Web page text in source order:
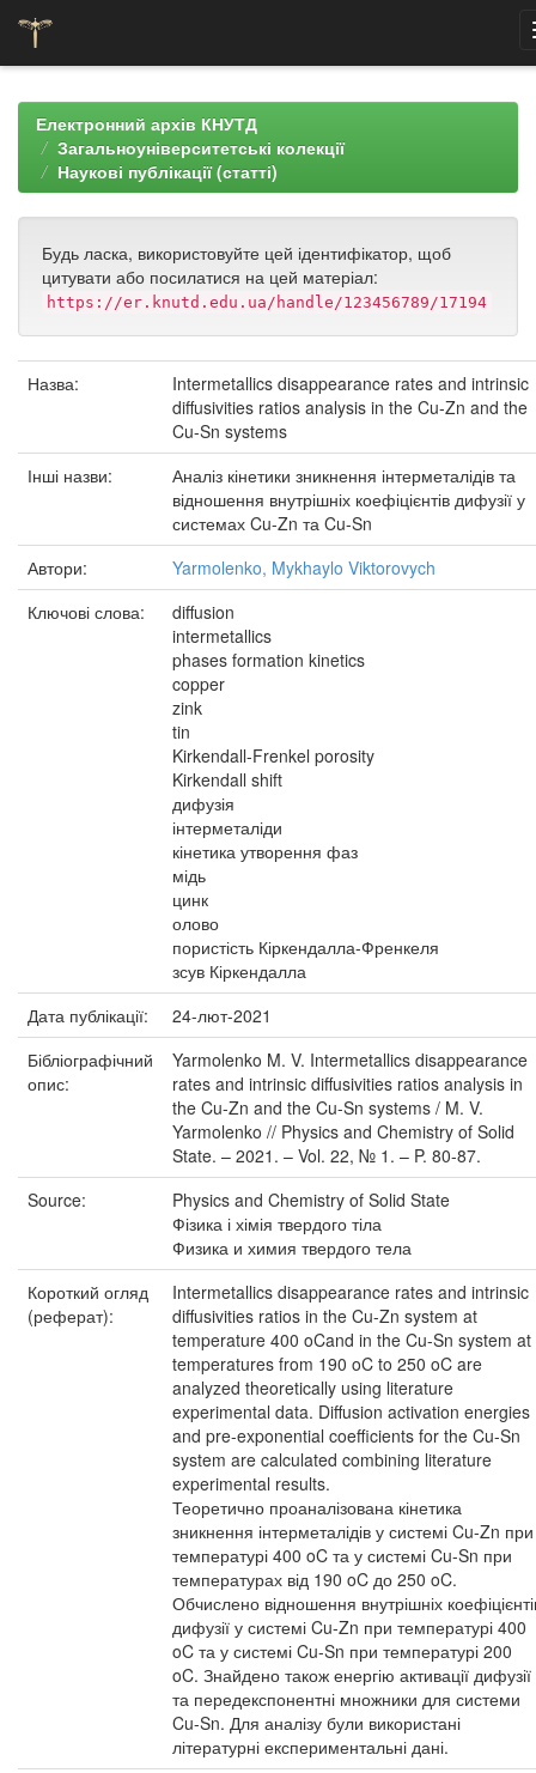
navigationЕлектронний архів КНУТД
Загальноуніверситетські колекції
Наукові публікації (статті)
Будь ласка, використовуйте цей ідентифікатор, щоб
цитувати або посилатися на цей матеріал:
https://er.knutd.edu.ua/handle/123456789/17194
Назва:
Intermetallics disappearance rates and intrinsic
diffusivities ratios analysis in the Cu-Zn and the
Cu-Sn systems
Інші назви:
Аналіз кінетики зникнення інтерметалідів та
відношення внутрішніх коефіцієнтів дифузії у
системах Cu-Zn та Cu-Sn
Автори:
Yarmolenko, Mykhaylo Viktorovych
Ключові слова:
diffusion
intermetallics
phases formation kinetics
copper
zink
tin
Kirkendall-Frenkel porosity
Kirkendall shift
дифузія
інтерметаліди
кінетика утворення фаз
мідь
цинк
олово
пористість Кіркендалла-Френкеля
зсув Кіркендалла
Дата публікації:
24-лют-2021
Бібліографічний
опис:
Yarmolenko M. V. Intermetallics disappearance
rates and intrinsic diffusivities ratios analysis in
the Cu-Zn and the Cu-Sn systems / M. V.
Yarmolenko // Physics and Chemistry of Solid
State. – 2021. – Vol. 22, № 1. – P. 80-87.
Source:
Physics and Chemistry of Solid State
Фізика і хімія твердого тіла
Физика и химия твердого тела
Короткий огляд
(реферат):
Intermetallics disappearance rates and intrinsic
diffusivities ratios in the Cu-Zn system at
temperature 400 oCand in the Cu-Sn system at
temperatures from 190 oC to 250 oC are
analyzed theoretically using literature
experimental data. Diffusion activation energies
and pre-exponential coefficients for the Cu-Sn
system are calculated combining literature
experimental results.
Теоретично проаналізована кінетика
зникнення інтерметалідів у системі Cu-Zn при
температурі 400 oC та у системі Cu-Sn при
температурах від 190 oC до 250 oC.
Обчислено відношення внутрішніх
дифузії у системі Cu-Zn при температурі 400
oC та у системі Cu-Sn при температурі 200
oC. Знайдено також енергію активації дифузії
та передекспонентні множники для системи
Cu-Sn. Для аналізу були використані
літературні експериментальні дані.